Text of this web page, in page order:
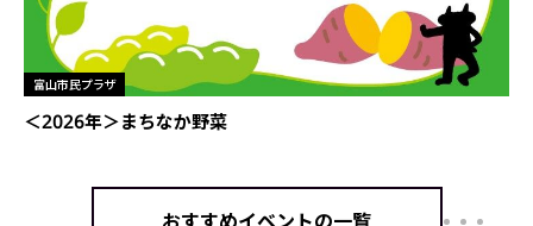
富山市民プラザ
＜2026年＞まちなか野菜
おすすめイベントの一覧